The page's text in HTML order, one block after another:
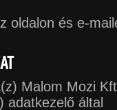
oldalon és e-
Malom Mozi
adatkezelő által